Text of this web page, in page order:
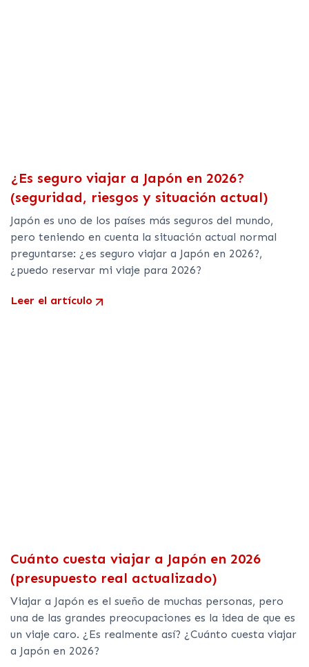
¿Es seguro viajar a Japón en 2026?
(seguridad, riesgos y situación actual)
Japón es uno de los países más seguros del mundo,
pero teniendo en cuenta la situación actual normal
preguntarse: ¿es seguro viajar a Japón en 2026?,
¿puedo reservar mi viaje para 2026?
Leer el artículo
Cuánto cuesta viajar a Japón en 2026
(presupuesto real actualizado)
Viajar a Japón es el sueño de muchas personas, pero
una de las grandes preocupaciones es la idea de que es
un viaje caro. ¿Es realmente así? ¿Cuánto cuesta viajar
a Japón en 2026?